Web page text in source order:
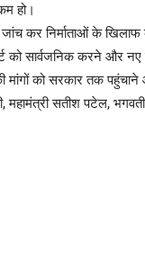
हो।
कर निर्माताओं के खिलाफ
को सार्वजनिक करने और
मांगों को सरकार तक
सतीश पटेल,